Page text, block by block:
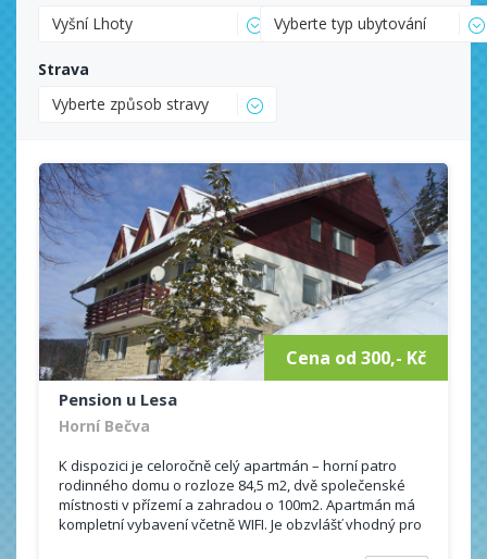
Vyšní Lhoty
Vyberte typ ubytování
Strava
Vyberte způsob stravy
Cena od 300,- Kč
Pension u Lesa
Horní Bečva
K dispozici je celoročně celý apartmán – horní patro
rodinného domu o rozloze 84,5 m2, dvě společenské
místnosti v přízemí a zahradou o 100m2. Apartmán má
kompletní vybavení včetně WIFI. Je obzvlášť vhodný pro